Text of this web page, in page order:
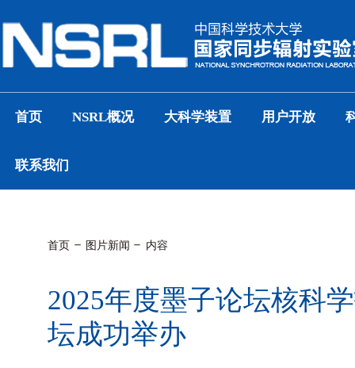
首页 NSRL概况 大科学装置 用户开放
联系我们
首页 图片新闻 内容
2025年度墨子论坛核科
坛成功举办